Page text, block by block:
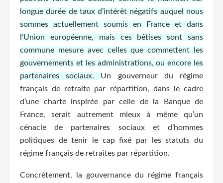
longue durée de taux d’intérêt négatifs auquel nous
sommes actuellement soumis en France et dans
l’Union européenne, mais ces bêtises sont sans
commune mesure avec celles que commettent les
gouvernements et les administrations, ou encore les
partenaires sociaux. Un gouverneur du régime
français de retraite par répartition, dans le cadre
d’une charte inspirée par celle de la Banque de
France, serait autrement mieux à même qu’un
cénacle de partenaires sociaux et d’hommes
politiques de tenir le cap fixé par les statuts du
régime français de retraites par répartition.
Concrètement, la gouvernance du régime français